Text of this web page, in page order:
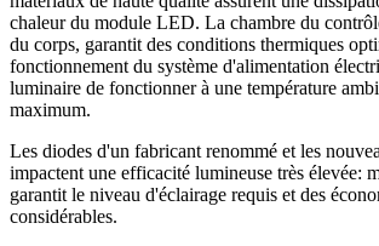
chaleur du module LED. La chambre du
du corps, garantit des conditions thermiques
fonctionnement du système d'alimentation
luminaire de fonctionner à une température
maximum.
Les diodes d'un fabricant renommé et les
impactent une efficacité lumineuse très élevée:
garantit le niveau d'éclairage requis et des
considérables.